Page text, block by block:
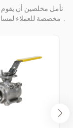
نأمل مخلصين أن يقوم
مخصصة للعملاء